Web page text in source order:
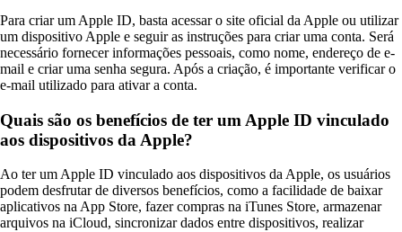
Para criar um Apple ID, basta acessar o site oficial da Apple ou utilizar
um dispositivo Apple e seguir as instruções para criar uma conta. Será
necessário fornecer informações pessoais, como nome, endereço de e-
mail e criar uma senha segura. Após a criação, é importante verificar o
e-mail utilizado para ativar a conta.
Quais são os benefícios de ter um Apple ID vinculado
aos dispositivos da Apple?
Ao ter um Apple ID vinculado aos dispositivos da Apple, os usuários
podem desfrutar de diversos benefícios, como a facilidade de baixar
aplicativos na App Store, fazer compras na iTunes Store, armazenar
arquivos na iCloud, sincronizar dados entre dispositivos, realizar